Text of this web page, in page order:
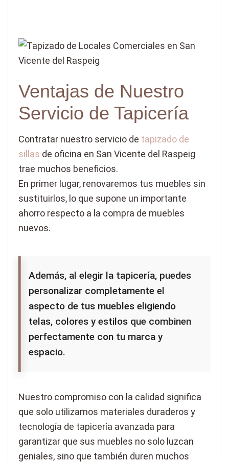
Ventajas de Nuestro
Servicio de Tapicería
Contratar nuestro servicio de tapizado de
sillas de oficina en San Vicente del Raspeig
trae muchos beneficios.
En primer lugar, renovaremos tus muebles sin
sustituirlos, lo que supone un importante
ahorro respecto a la compra de muebles
nuevos.
Además, al elegir la tapicería, puedes
personalizar completamente el
aspecto de tus muebles eligiendo
telas, colores y estilos que combinen
perfectamente con tu marca y
espacio.
Nuestro compromiso con la calidad significa
que solo utilizamos materiales duraderos y
tecnología de tapicería avanzada para
garantizar que sus muebles no solo luzcan
geniales, sino que también duren muchos